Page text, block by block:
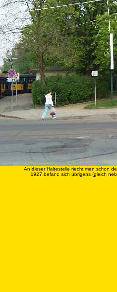
An dieser Haltestelle riecht man schon
1927 befand sich übrigens (gleich